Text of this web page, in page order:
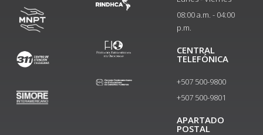
08:00 a.m. - 04:00
p.m.
CENTRAL
TELEFÓNICA
+507 500-9800
+507 500-9801​
APARTADO
POSTAL